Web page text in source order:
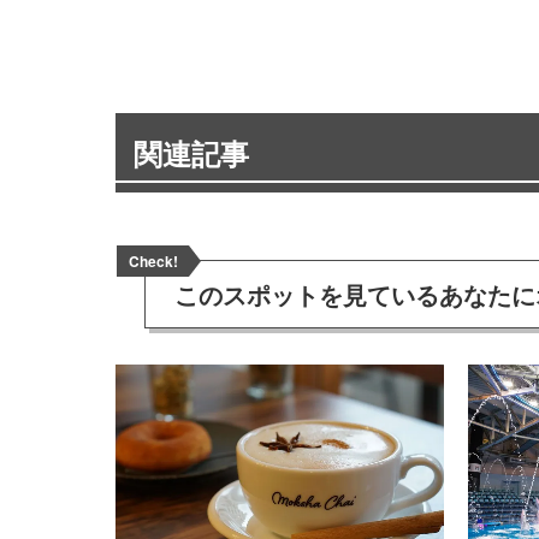
関連記事
Check!
このスポットを見ているあなた